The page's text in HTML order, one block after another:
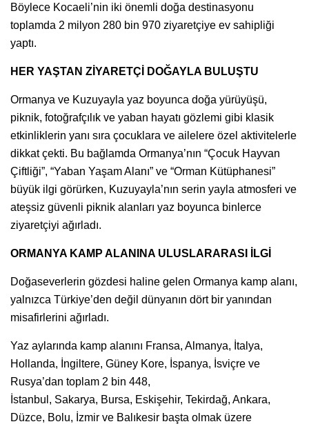
Böylece Kocaeli’nin iki önemli doğa destinasyonu
toplamda 2 milyon 280 bin 970 ziyaretçiye ev sahipliği
yaptı.
HER YAŞTAN ZİYARETÇİ DOĞAYLA BULUŞTU
Ormanya ve Kuzuyayla yaz boyunca doğa yürüyüşü,
piknik, fotoğrafçılık ve yaban hayatı gözlemi gibi klasik
etkinliklerin yanı sıra çocuklara ve ailelere özel aktivitelerle
dikkat çekti. Bu bağlamda Ormanya’nın “Çocuk Hayvan
Çiftliği”, “Yaban Yaşam Alanı” ve “Orman Kütüphanesi”
büyük ilgi görürken, Kuzuyayla’nın serin yayla atmosferi ve
ateşsiz güvenli piknik alanları yaz boyunca binlerce
ziyaretçiyi ağırladı.
ORMANYA KAMP ALANINA ULUSLARARASI İLGİ
Doğaseverlerin gözdesi haline gelen Ormanya kamp alanı,
yalnızca Türkiye’den değil dünyanın dört bir yanından
misafirlerini ağırladı.
Yaz aylarında kamp alanını Fransa, Almanya, İtalya,
Hollanda, İngiltere, Güney Kore, İspanya, İsviçre ve
Rusya’dan toplam 2 bin 448,
İstanbul, Sakarya, Bursa, Eskişehir, Tekirdağ, Ankara,
Düzce, Bolu, İzmir ve Balıkesir başta olmak üzere